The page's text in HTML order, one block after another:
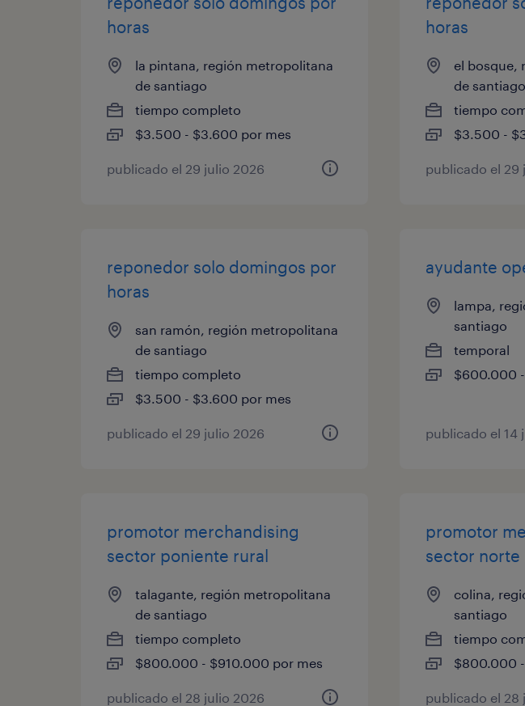
horas
la pintana, región metropolitana
de santiago
tiempo completo
$3.500 - $3.600 por mes
publicado el 29 julio 2026
horas
el bosque,
de santiago
tiempo
$3.500 -
publicado el 29
reponedor solo domingos por
horas
san ramón, región metropolitana
de santiago
tiempo completo
$3.500 - $3.600 por mes
publicado el 29 julio 2026
ayudante
lampa,
santiago
temporal
$600.000
publicado el 14
promotor merchandising
sector poniente rural
talagante, región metropolitana
de santiago
tiempo completo
$800.000 - $910.000 por mes
publicado el 28 julio 2026
promotor
sector norte
colina,
santiago
tiempo
$800.000
publicado el 28